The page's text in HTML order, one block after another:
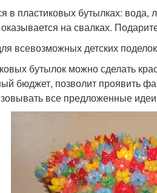
в пластиковых бутылках:
на свалках.
всевозможных детских
бутылок можно сделать
бюджет, позволит проявить
все предложенные